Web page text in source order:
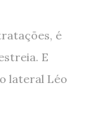
é
E
lateral Léo